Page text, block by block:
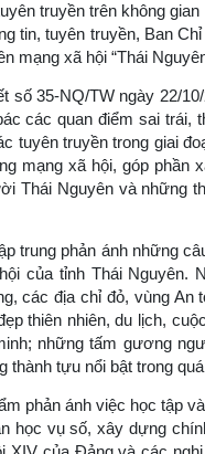
truyền trên không
tin, tuyên truyền, Ban
mạng xã hội “Thái
số 35-NQ/TW ngày 22/
các quan điểm sai trái,
tuyên truyền trong giai
mạng xã hội, góp
Thái Nguyên và những
trung phản ánh những
của tỉnh Thái Nguyên.
các địa chỉ đỏ, vùng An
thiên nhiên, du lịch,
những tấm gương
tựu nổi bật trong
phản ánh việc học tập
học vụ số, xây dựng